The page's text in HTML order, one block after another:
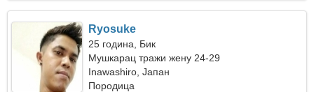
Ryosuke
25 година, Бик
Мушкарац тражи жену 24-29
Inawashiro, Јапан
Породица